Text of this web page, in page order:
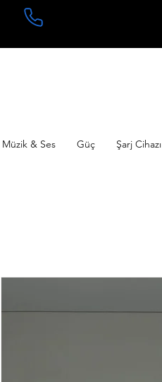
Müzik & Ses Güç Şarj Cihazı